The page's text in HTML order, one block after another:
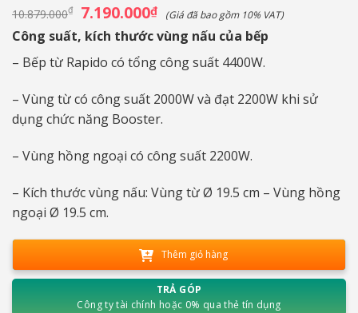
10.879.000₫ Giá
gốc
là:
10.879.000₫.
7.190.000₫Giá
hiện
tại
là:
7.190.000₫.
(Giá đã bao gồm 10% VAT)
Công suất, kích thước vùng nấu của bếp
– Bếp từ Rapido có tổng công suất 4400W.
– Vùng từ có công suất 2000W và đạt 2200W khi sử
dụng chức năng Booster.
– Vùng hồng ngoại có công suất 2200W.
– Kích thước vùng nấu: Vùng từ Ø 19.5 cm – Vùng hồng
ngoại Ø 19.5 cm.
Thêm giỏ hàng
TRẢ GÓP
Công ty tài chính hoặc 0% qua thẻ tín dụng